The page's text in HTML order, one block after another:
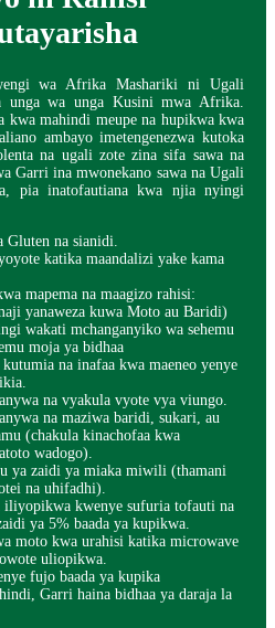
wa Afrika Mashariki ni Ugali
unga wa unga Kusini mwa Afrika.
kwa mahindi meupe na hupikwa kwa
ambayo imetengenezwa kutoka
na ugali zote zina sifa sawa na
Garri ina mwonekano sawa na Ugali
pia inatofautiana kwa njia nyingi
Gluten na sianidi.
katika maandalizi yake kama
mapema na maagizo rahisi:
yanaweza kuwa Moto au Baridi)
wakati mchanganyiko wa sehemu
moja ya bidhaa
na inafaa kwa maeneo yenye
na vyakula vyote vya viungo.
na maziwa baridi, sukari, au
(chakula kinachofaa kwa
wadogo).
ya zaidi ya miaka miwili (thamani
na uhifadhi).
iliyopikwa kwenye sufuria tofauti na
ya 5% baada ya kupikwa.
moto kwa urahisi katika microwave
uliopikwa.
fujo baada ya kupika
Garri haina bidhaa ya daraja la